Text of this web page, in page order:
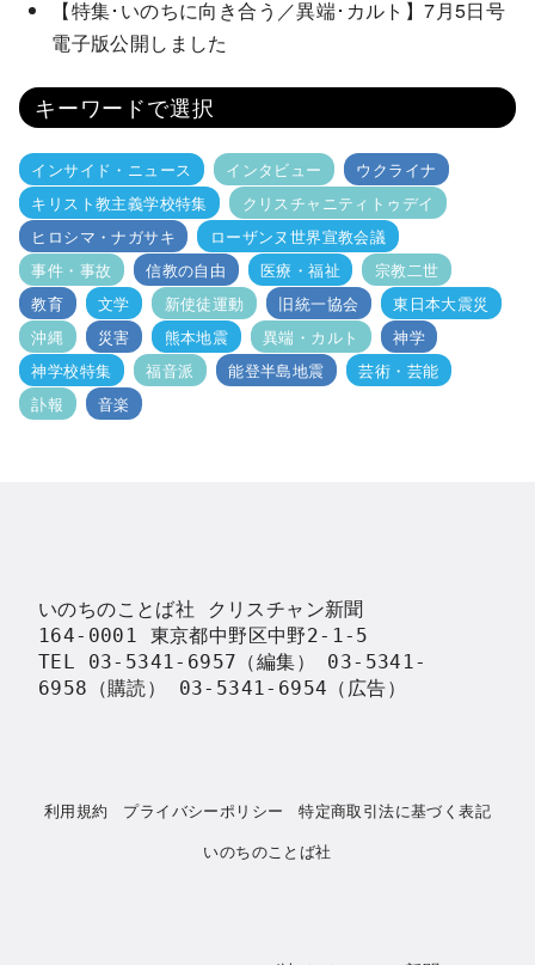
【特集･いのちに向き合う／異端･カルト】7月5日号
電子版公開しました
キーワードで選択
インサイド・ニュース インタビュー
ウクライナ
キリスト教主義学校特集
クリスチャニティトゥデイ
ヒロシマ・ナガサキ
ローザンヌ世界宣教会議
事件・事故
信教の自由 医療・福祉
宗教二世
教育
文学 新使徒運動 旧統一協会
東日本大震災
沖縄
災害 熊本地震 異端・カルト
神学
神学校特集
福音派 能登半島地震
芸術・芸能
訃報
音楽
いのちのことば社 クリスチャン新聞
164-0001 東京都中野区中野2-1-5
TEL 03-5341-6957（編集） 03-5341-
6958（購読） 03-5341-6954（広告）
利用規約 プライバシーポリシー
特定商取引法に基づく表記
いのちのことば社